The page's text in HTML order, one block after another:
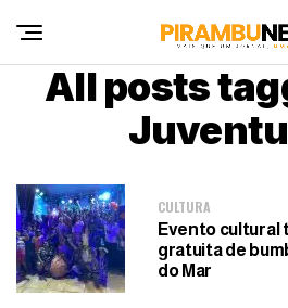
All posts
CULTURA
Evento cultural
gratuita de
do Mar